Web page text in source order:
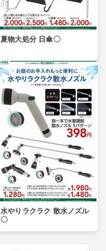
夏物大処分 日傘〇
水やりラクラク 散水ノズル
〇